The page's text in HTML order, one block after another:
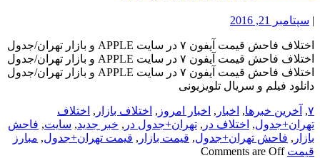
| سپتامبر 21, 2016
اختلاف فاحش قیمت آیفون ۷ در سایت APPLE و بازار تهران/جدول
اختلاف فاحش قیمت آیفون ۷ در سایت APPLE و بازار تهران/جدول
اختلاف فاحش قیمت آیفون ۷ در سایت APPLE و بازار تهران/جدول
دانلود فیلم و سریال تلویزیونی
۷, آخرین خبرها, اخبار , اخبار امروز , اختلاف بازار , اختلاف
تهران+جدول, اختلاف در , تهران+جدول در , خبر جدید, سایت, فاحش
بازار , فاحش تهران+جدول, قیمت بازار , قیمت تهران+جدول, مبارز
قیمت Comments are Off